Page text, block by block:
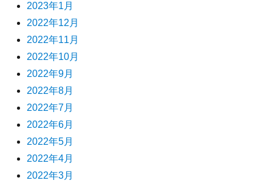
2023年1月
2022年12月
2022年11月
2022年10月
2022年9月
2022年8月
2022年7月
2022年6月
2022年5月
2022年4月
2022年3月